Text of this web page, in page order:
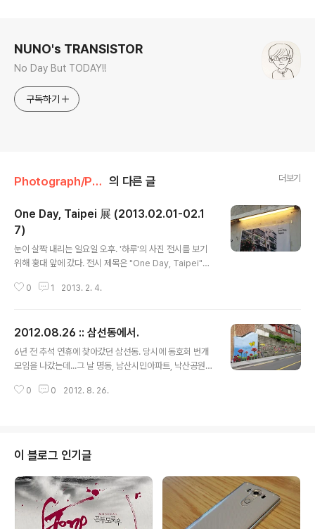
NUNO's TRANSISTOR
No Day But TODAY!!
구독하기
Photograph/Photo Story 의 다른 글 더보기
One Day, Taipei 展 (2013.02.01-02.1
7)
눈이 살짝 내리는 일요일 오후. '하루'의 사진 전시를 보기
위해 홍대 앞에 갔다. 전시 제목은 "One Day, Taipei"이
585 ) 그녀가 타이페이에 여행 가서 찍은 사진들을 골라서
하지만 내가 다른 동호회 쪽에 더 빠져 있고, 뭐 서로 어찌
저찌 하다 보니 연락이 되지 않았다가... 재작년인가... SNS
에서 우연히 다시 만나서 인연이 이어지게 되었다. 여행 좋
졌다. 그에 비하면 나는 카메라에서 거의 손을 놓은 편이다.
0 1 2013. 2. 4.
2012.08.26 :: 삼선동에서.
6년 전 추석 연휴에 찾아갔던 삼선동. 당시에 동호회 번개
모임을 나갔는데...그 날 명동, 남산시민아파트, 낙산공원,
트친이 창신동을 통해 낙산공원 올라가는 쪽에서 벽화들을
사진이 생각났고, 그 장소에 다시 찾아가 보았습니다.가기
전에 미리 검색을 했는데... 이미 그 화살표는 사라지고 없
다는 이야기만... ㅠㅠ암튼... 오늘, 태풍이 올라온다 하여 갑
자기 더워지고 습해진 날... 그 곳에 찾아갔어요. 이 지역에
는 여기저기 벽화들이 가득합니다. 한성대 ..
0 0 2012. 8. 26.
이 블로그 인기글